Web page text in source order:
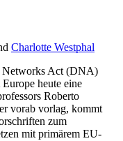
Charlotte Westphal
Networks Act (DNA)
heute eine
Roberto
vorab vorlag, kommt
zum
mit primärem EU-